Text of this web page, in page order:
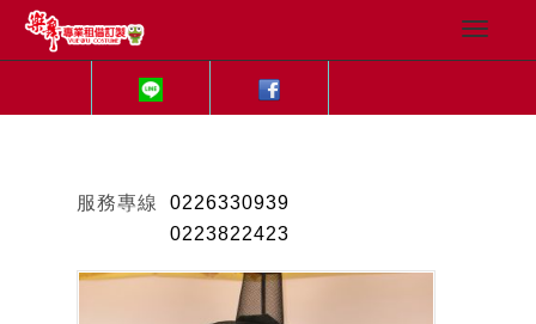
服務專線
0226330939
0223822423